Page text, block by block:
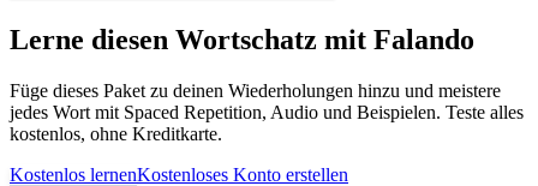
Lerne diesen Wortschatz mit Falando
Füge dieses Paket zu deinen Wiederholungen hinzu und meistere
jedes Wort mit Spaced Repetition, Audio und Beispielen. Teste alles
kostenlos, ohne Kreditkarte.
Kostenlos lernenKostenloses Konto erstellen